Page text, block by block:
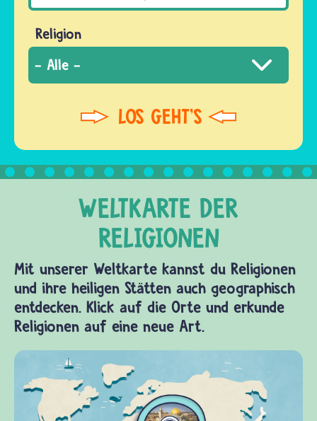
Religion
Mit unserer Weltkarte kannst du Religionen
und ihre heiligen Stätten auch geographisch
entdecken. Klick auf die Orte und erkunde
Religionen auf eine neue Art.